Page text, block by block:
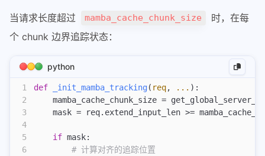
当请求长度超过 mamba_cache_chunk_size
时，在每
个 chunk 边界追踪状态：
python
1
2
3
4
5
6
def _init_mamba_tracking( req, ... ):
mamba_cache_chunk_size =
mask = req.extend_input_len >=
    if
mask:
        # 计算对齐的追踪位置